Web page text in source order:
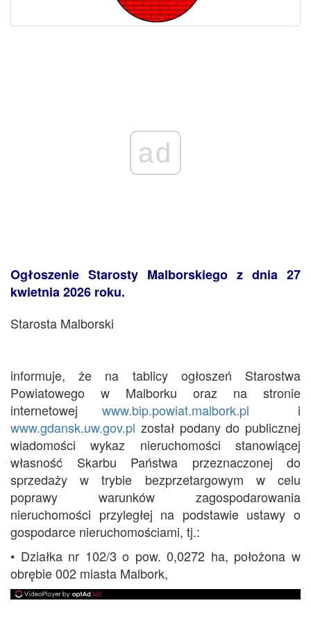
ad
Ogłoszenie Starosty Malborskiego z dnia 27
kwietnia 2026 roku.
Starosta Malborski
informuje, że na tablicy ogłoszeń Starostwa
Powiatowego w Malborku oraz na stronie
internetowej www.bip.powiat.malbork.pl i
www.gdansk.uw.gov.pl został podany do publicznej
wiadomości wykaz nieruchomości stanowiącej
własność Skarbu Państwa przeznaczonej do
sprzedaży w trybie bezprzetargowym w celu
poprawy warunków zagospodarowania
nieruchomości przyległej na podstawie ustawy o
gospodarce nieruchomościami, tj.:
• Działka nr 102/3 o pow. 0,0272 ha, położona w
obrębie 002 miasta Malbork,